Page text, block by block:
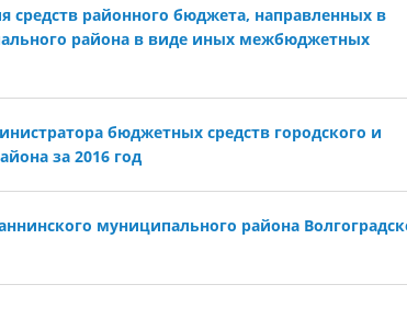
средств районного бюджета, направленных в
района в виде иных межбюджетных
бюджетных средств городского и
за 2016 год
муниципального района